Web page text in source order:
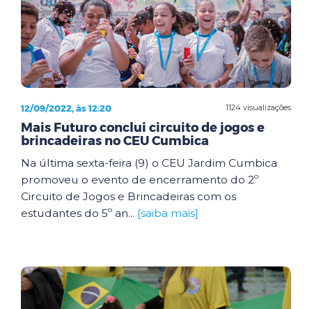
1124 visualizações
12/09/2022, às 12:20
Mais Futuro conclui circuito de jogos e
brincadeiras no CEU Cumbica
Na última sexta-feira (9) o CEU Jardim Cumbica
promoveu o evento de encerramento do 2º
Circuito de Jogos e Brincadeiras com os
estudantes do 5º an... [saiba mais]